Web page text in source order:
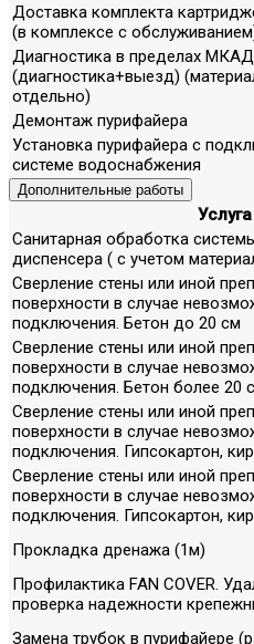
Доставка комплекта
(в комплексе с
Диагностика в пределах МКАД
(диагностика+выезд)
отдельно)
Демонтаж пурифайера
Установка пурифайера с
системе водоснабжения
Дополнительные работы
Услуга
Санитарная обработка
диспенсера ( с учетом
Сверление стены или иной
поверхности в случае
подключения. Бетон до 20 см
Сверление стены или иной
поверхности в случае
подключения. Бетон более 20
Сверление стены или иной
поверхности в случае
подключения. Гипсокартон,
Сверление стены или иной
поверхности в случае
подключения. Гипсокартон,
Прокладка дренажа (1м)
Профилактика FAN COVER.
проверка надежности
Замена трубок в пурифайере